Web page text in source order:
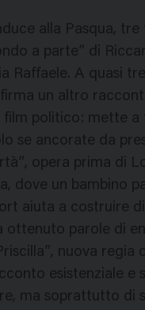
alla Pasqua,
a parte” di
Raffaele. A quasi
un altro
film politico: mette
se ancorate da
opera prima di
dove un bambino
aiuta a costruire
ottenuto parole di
nuova regia
esistenziale
ma soprattutto di